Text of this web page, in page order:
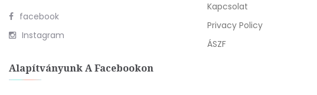
facebook
Instagram
Alapítványunk A Facebookon
Kapcsolat
Privacy Policy
ÁSZF